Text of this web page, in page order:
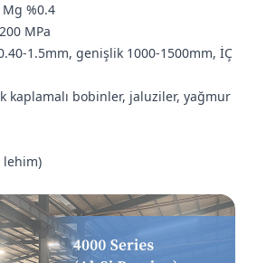
%0.4
MPa
1.5mm, genişlik 1000-1500mm, İÇ
kaplamalı bobinler, jaluziler, yağmur
lehim)